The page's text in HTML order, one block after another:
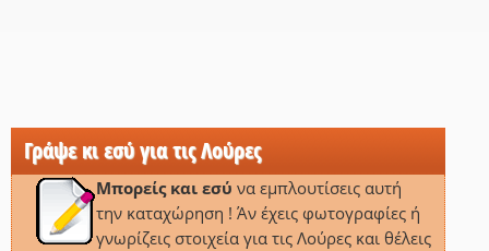
Γράψε κι εσύ για τις Λούρες
Μπορείς και εσύ να εμπλουτίσεις αυτή
την καταχώρηση ! Άν έχεις φωτογραφίες ή
γνωρίζεις στοιχεία για τις Λούρες και θέλεις